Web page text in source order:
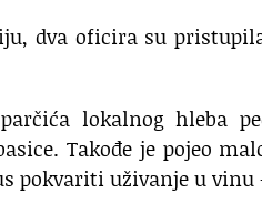
dva oficira su
lokalnog hleba
Takođe je pojeo
pokvariti uživanje u vinu